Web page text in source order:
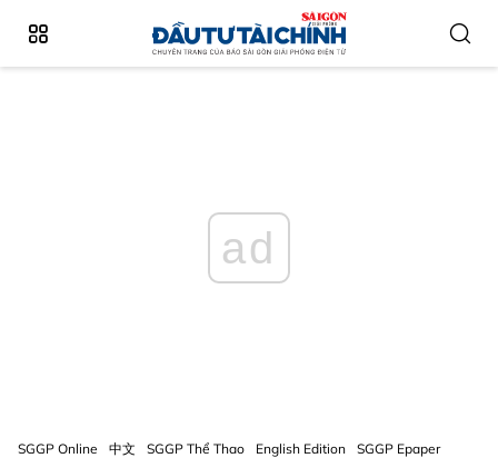
ad
SGGP Online 中文 SGGP Thể Thao English Edition SGGP Epaper